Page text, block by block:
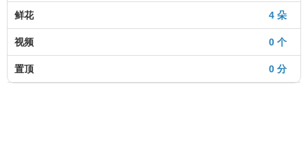
4 朵
鲜花
0 个
视频
0 分
置顶